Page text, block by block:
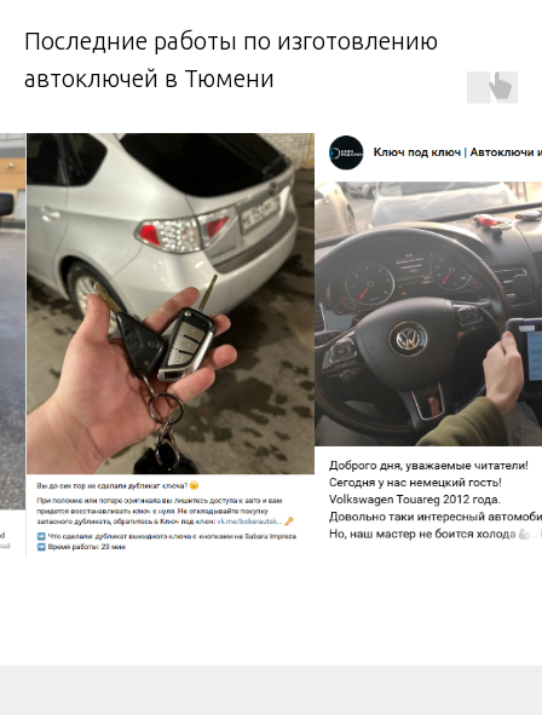
Последние работы по изготовлению
автоключей в Тюмени